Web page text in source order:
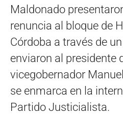
Maldonado
renuncia al bloque de
Córdoba a través de
enviaron al presidente
vicegobernador
se enmarca en la
Partido Justicialista.